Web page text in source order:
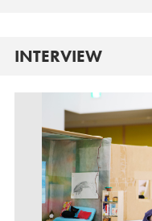
INTERVIEW